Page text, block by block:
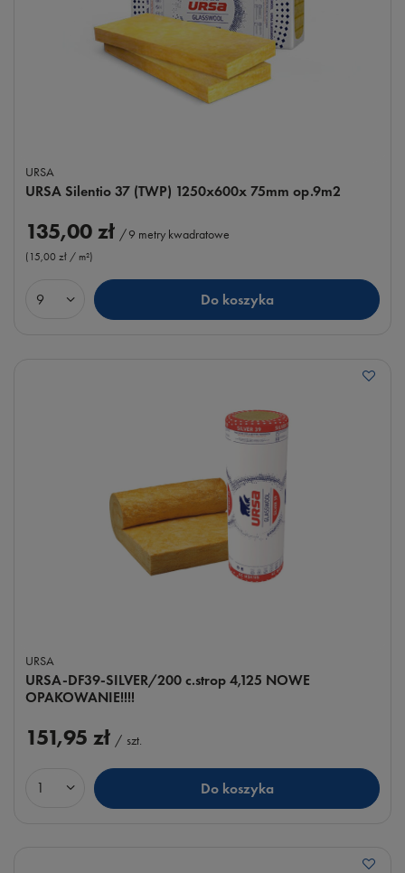
URSA
URSA Silentio 37 (TWP) 1250x600x 75mm op.9m2
135,00 zł /9 metry kwadratowe
(15,00 zł / m²)
Ilość produktów Do koszyka
URSA
URSA-DF39-SILVER/200 c.strop 4,125 NOWE
OPAKOWANIE!!!!
151,95 zł / szt.
Ilość produktów Do koszyka